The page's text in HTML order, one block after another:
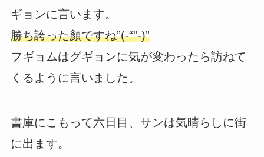
ギョンに言います。
勝ち誇った顏ですね”(-“”-)”
フギョムはグギョンに気が変わったら訪ねて
くるように言いました。
書庫にこもって六日目、サンは気晴らしに街
に出ます。